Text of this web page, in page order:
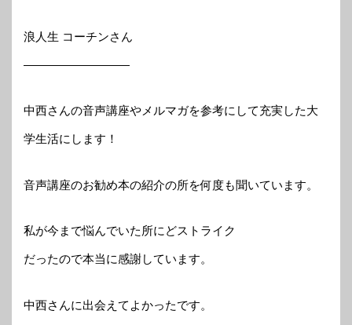
浪人生 コーチンさん
—————————
中西さんの音声講座やメルマガを参考にして充実した大
学生活にします！
音声講座のお勧め本の紹介の所を何度も聞いています。
私が今まで悩んでいた所にどストライク
だったので本当に感謝しています。
中西さんに出会えてよかったです。